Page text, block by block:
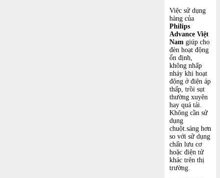
Việc sử dụng
hàng của
Philips
Advance Việt
Nam giúp cho
đèn hoạt động
ổn định,
không nhấp
nháy khi hoạt
động ở điện áp
thấp, trồi sụt
thường xuyên
hay quá tải.
Không cần sử
dụng
chuột.sáng hơn
so với sử dụng
chấn lưu cơ
hoặc điện tử
khác trên thị
trường.